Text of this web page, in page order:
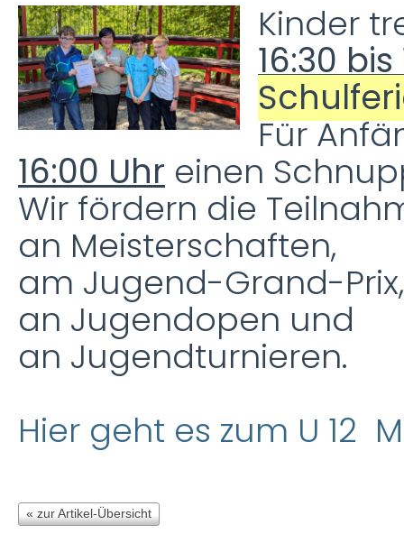
Kinder
16:30
Für
16:00 Uhr einen
Wir fördern die
an Meisterschaften,
am Jugend-Grand-Prix,
an Jugendopen und
an Jugendturnieren.
Hier geht es zum U 12
« zur Artikel-Übersicht